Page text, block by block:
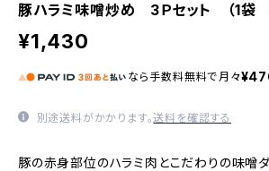
豚ハラミ味噌炒め 3Ｐセット （1袋
¥1,430
なら 手数料無料で 月々
別途送料がかかります。送料を確認する
豚の赤身部位のハラミ肉とこだわりの味噌